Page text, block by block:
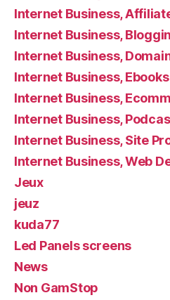
Internet Business,
Internet Business,
Internet Business,
Internet Business, Ebooks
Internet Business,
Internet Business,
Internet Business, Site
Internet Business, Web
Jeux
jeuz
kuda77
Led Panels screens
News
Non GamStop